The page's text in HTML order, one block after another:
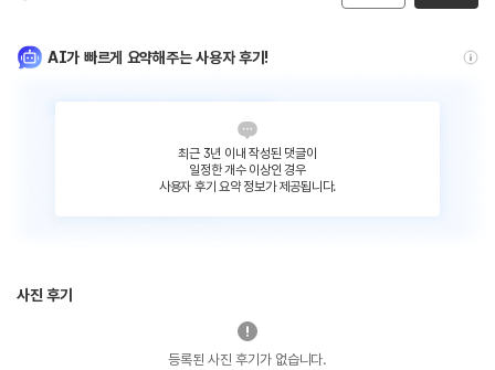
AI가 빠르게 요약해주는 사용자 후기!
최근 3년 이내 작성된 댓글이
일정한 개수 이상인 경우
사용자 후기 요약 정보가 제공됩니다.
사진 후기
등록된 사진 후기가 없습니다.